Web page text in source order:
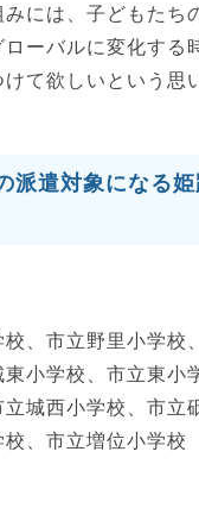
みには、子どもたち
ローバルに変化する
けて欲しいという思
派遣対象になる
、市立野里小学校
小学校、市立東小
城西小学校、市立
校、市立増位小学